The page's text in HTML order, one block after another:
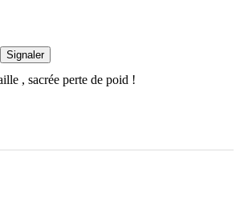
Signaler
, sacrée perte de poid !